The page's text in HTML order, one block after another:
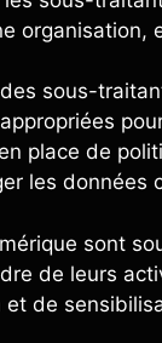
sous-
place de
les données
sont
de leurs
de